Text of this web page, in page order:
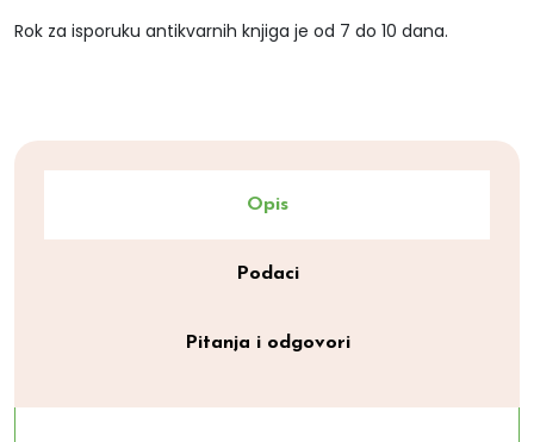
Rok za isporuku antikvarnih knjiga je od 7 do 10 dana.
Opis
Podaci
Pitanja i odgovori